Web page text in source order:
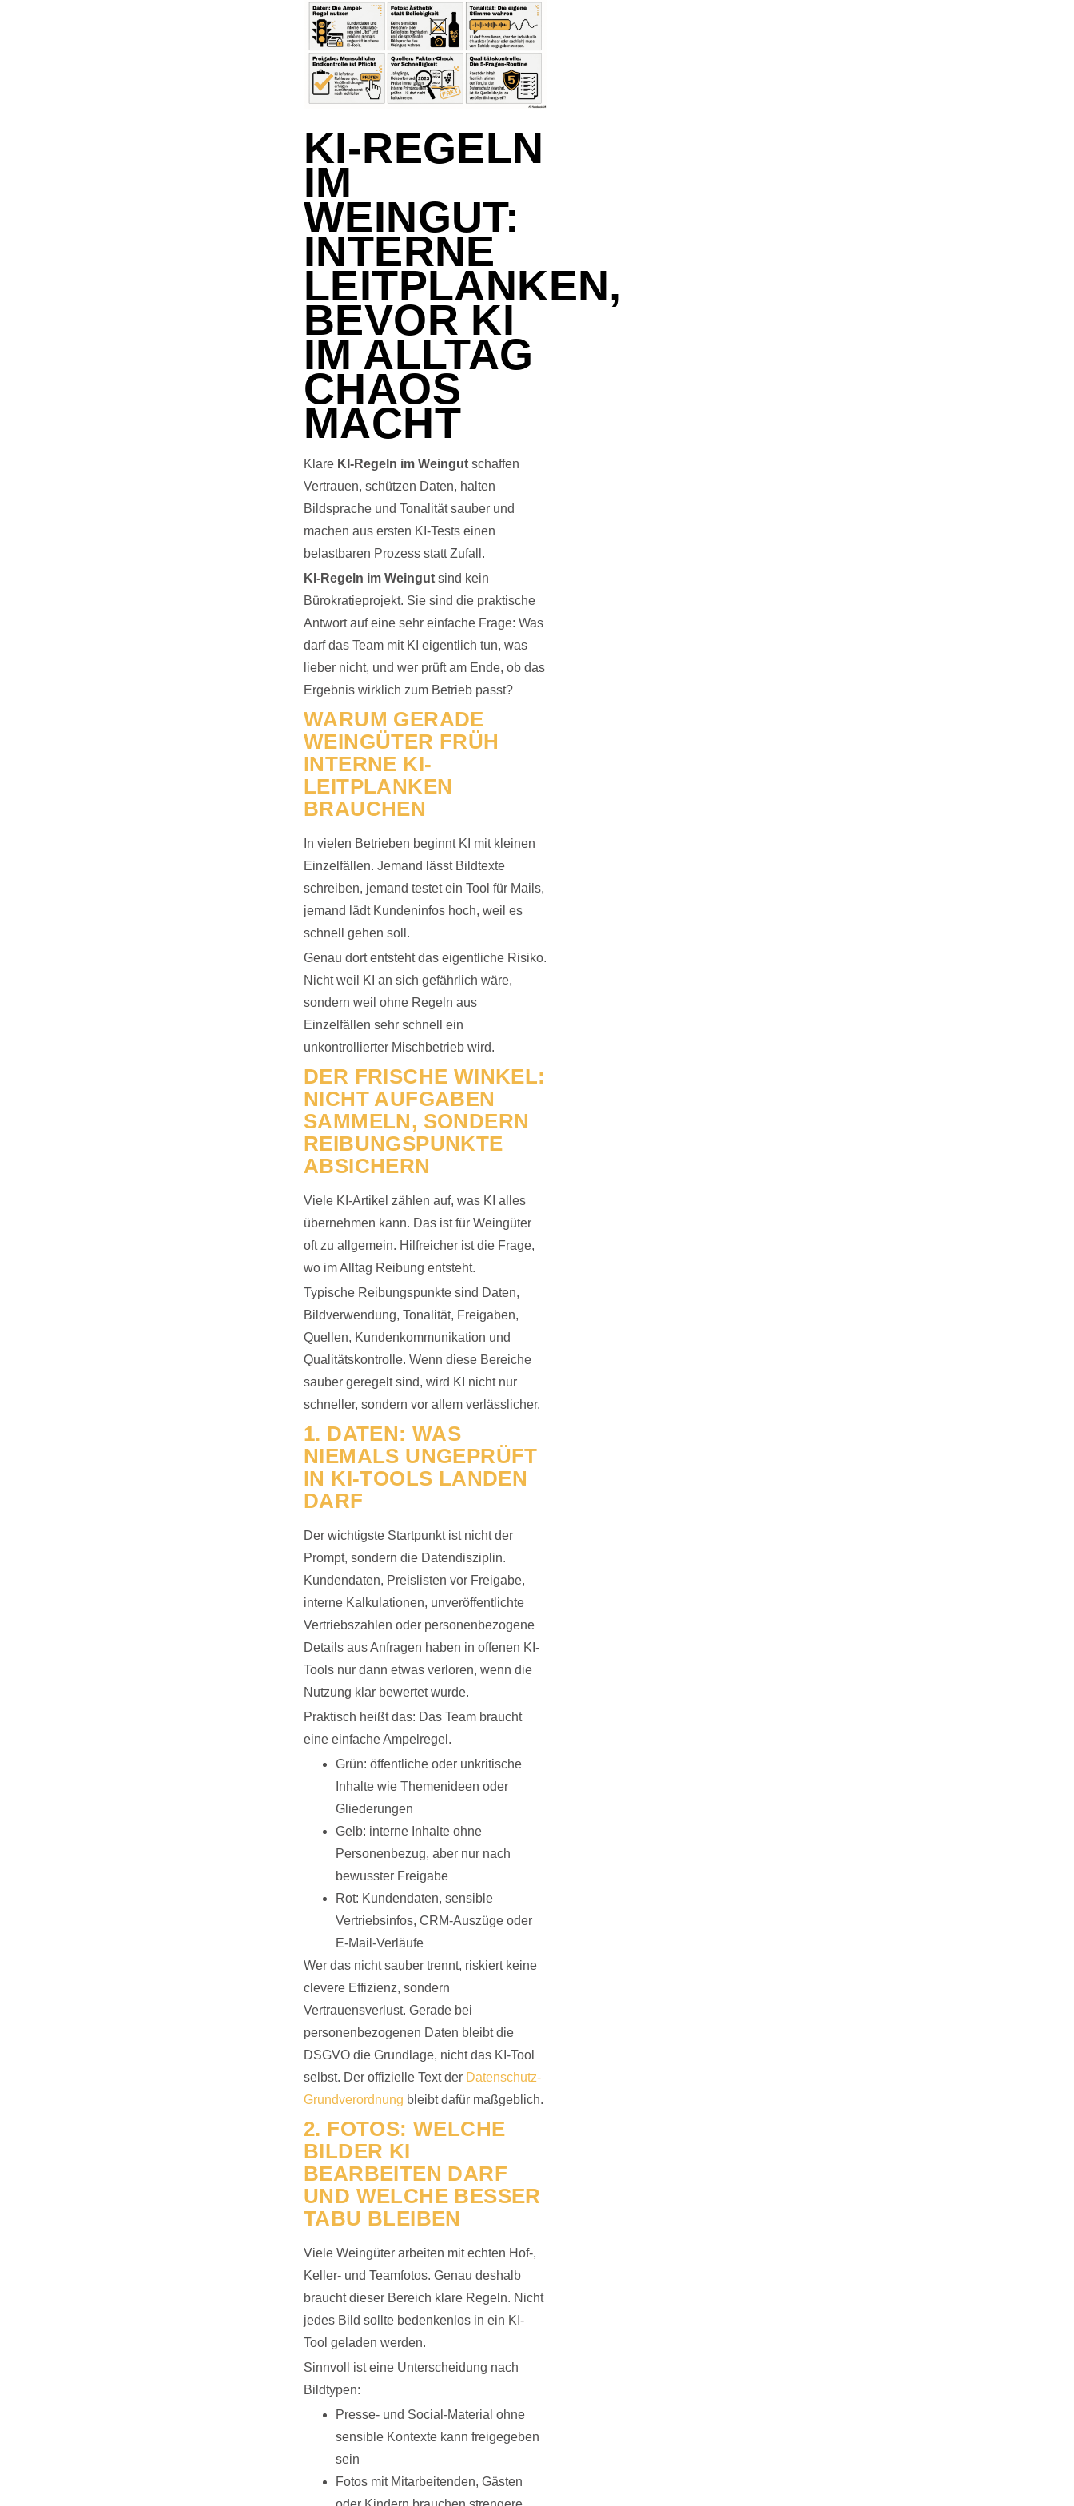
KI-REGELN
IM
WEINGUT:
INTERNE
LEITPLANKEN,
BEVOR KI
IM ALLTAG
CHAOS
MACHT
Klare KI-Regeln im Weingut schaffen
Vertrauen, schützen Daten, halten
Bildsprache und Tonalität sauber und
machen aus ersten KI-Tests einen
belastbaren Prozess statt Zufall.
KI-Regeln im Weingut sind kein
Bürokratieprojekt. Sie sind die praktische
Antwort auf eine sehr einfache Frage: Was
darf das Team mit KI eigentlich tun, was
lieber nicht, und wer prüft am Ende, ob das
Ergebnis wirklich zum Betrieb passt?
WARUM GERADE
WEINGÜTER FRÜH
INTERNE KI-
LEITPLANKEN
BRAUCHEN
In vielen Betrieben beginnt KI mit kleinen
Einzelfällen. Jemand lässt Bildtexte
schreiben, jemand testet ein Tool für Mails,
jemand lädt Kundeninfos hoch, weil es
schnell gehen soll.
Genau dort entsteht das eigentliche Risiko.
Nicht weil KI an sich gefährlich wäre,
sondern weil ohne Regeln aus
Einzelfällen sehr schnell ein
unkontrollierter Mischbetrieb wird.
DER FRISCHE WINKEL:
NICHT AUFGABEN
SAMMELN, SONDERN
REIBUNGSPUNKTE
ABSICHERN
Viele KI-Artikel zählen auf, was KI alles
übernehmen kann. Das ist für Weingüter
oft zu allgemein. Hilfreicher ist die Frage,
wo im Alltag Reibung entsteht.
Typische Reibungspunkte sind Daten,
Bildverwendung, Tonalität, Freigaben,
Quellen, Kundenkommunikation und
Qualitätskontrolle. Wenn diese Bereiche
sauber geregelt sind, wird KI nicht nur
schneller, sondern vor allem verlässlicher.
1. DATEN: WAS
NIEMALS UNGEPRÜFT
IN KI-TOOLS LANDEN
DARF
Der wichtigste Startpunkt ist nicht der
Prompt, sondern die Datendisziplin.
Kundendaten, Preislisten vor Freigabe,
interne Kalkulationen, unveröffentlichte
Vertriebszahlen oder personenbezogene
Details aus Anfragen haben in offenen KI-
Tools nur dann etwas verloren, wenn die
Nutzung klar bewertet wurde.
Praktisch heißt das: Das Team braucht
eine einfache Ampelregel.
Grün: öffentliche oder unkritische
Inhalte wie Themenideen oder
Gliederungen
Gelb: interne Inhalte ohne
Personenbezug, aber nur nach
bewusster Freigabe
Rot: Kundendaten, sensible
Vertriebsinfos, CRM-Auszüge oder
E-Mail-Verläufe
Wer das nicht sauber trennt, riskiert keine
clevere Effizienz, sondern
Vertrauensverlust. Gerade bei
personenbezogenen Daten bleibt die
DSGVO die Grundlage, nicht das KI-Tool
selbst. Der offizielle Text der Datenschutz-
Grundverordnung bleibt dafür maßgeblich.
2. FOTOS: WELCHE
BILDER KI
BEARBEITEN DARF
UND WELCHE BESSER
TABU BLEIBEN
Viele Weingüter arbeiten mit echten Hof-,
Keller- und Teamfotos. Genau deshalb
braucht dieser Bereich klare Regeln. Nicht
jedes Bild sollte bedenkenlos in ein KI-
Tool geladen werden.
Sinnvoll ist eine Unterscheidung nach
Bildtypen:
Presse- und Social-Material ohne
sensible Kontexte kann freigegeben
sein
Fotos mit Mitarbeitenden, Gästen